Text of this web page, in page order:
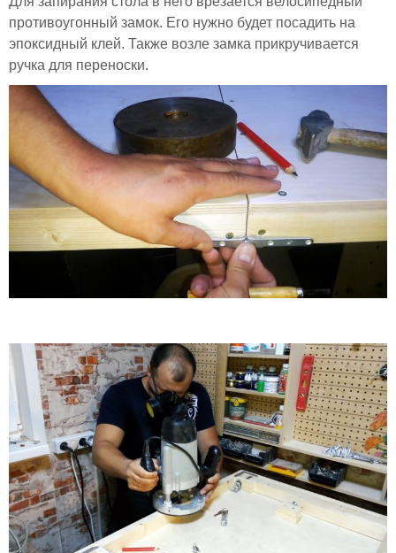
противоугонный замок. Его нужно будет посадить на
эпоксидный клей. Также возле замка прикручивается
ручка для переноски.